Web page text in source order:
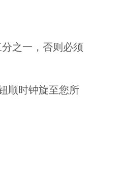
之一，否则必须
顺时钟旋至您所